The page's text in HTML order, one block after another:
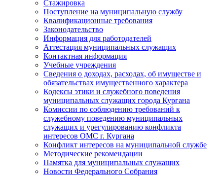
Стажировка
Поступление на муниципальную службу
Квалификационные требования
Законодательство
Информация для работодателей
Аттестация муниципальных служащих
Контактная информация
Учебные учреждения
Сведения о доходах, расходах, об имуществе и
обязательствах имущественного характера
Кодексы этики и служебного поведения
муниципальных служащих города Кургана
Комиссии по соблюдению требований к
служебному поведению муниципальных
служащих и урегулированию конфликта
интересов ОМС г. Кургана
Конфликт интересов на муниципальной службе
Методические рекомендации
Памятка для муниципальных служащих
Новости Федерального Cобрания